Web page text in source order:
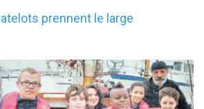
prennent le large